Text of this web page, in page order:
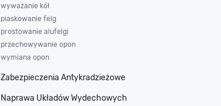
wyważanie kół
piaskowanie felg
prostowanie alufelgi
przechowywanie opon
wymiana opon
Zabezpieczenia Antykradzieżowe
Naprawa Układów Wydechowych